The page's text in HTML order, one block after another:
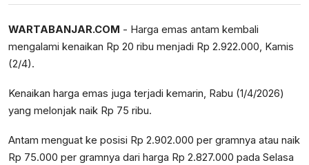
WARTABANJAR.COM - Harga emas antam kembali
mengalami kenaikan Rp 20 ribu menjadi Rp 2.922.000, Kamis
(2/4).
Kenaikan harga emas juga terjadi kemarin, Rabu (1/4/2026)
yang melonjak naik Rp 75 ribu.
Antam menguat ke posisi Rp 2.902.000 per gramnya atau naik
Rp 75.000 per gramnya dari harga Rp 2.827.000 pada Selasa